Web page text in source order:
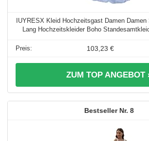
IUYRESX Kleid Hochzeitsgast Damen
Lang Hochzeitskleider Boho
103,23 €
ZUM TOP ANGEBOT
8